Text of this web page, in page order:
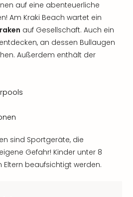
auf eine abenteuerliche
Am Kraki Beach wartet ein
auf Gesellschaft. Auch ein
an dessen Bullaugen
Außerdem enthält der
sind Sportgeräte, die
Gefahr! Kinder unter 8
beaufsichtigt werden.